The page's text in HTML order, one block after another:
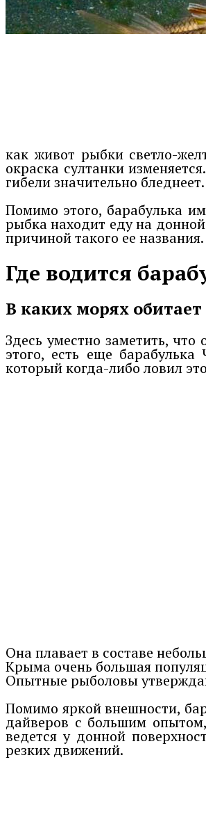
как живот рыбки светло-
окраска султанки
гибели значительно бледнеет.
Помимо этого, барабулька
рыбка находит еду на
причиной такого ее
Где водится
В каких морях
Здесь уместно заметить,
этого, есть еще
который когда-либо ловил
Она плавает в составе
Крыма очень большая
Опытные рыболовы
Помимо яркой внешности,
дайверов с большим
ведется у донной
резких движений.